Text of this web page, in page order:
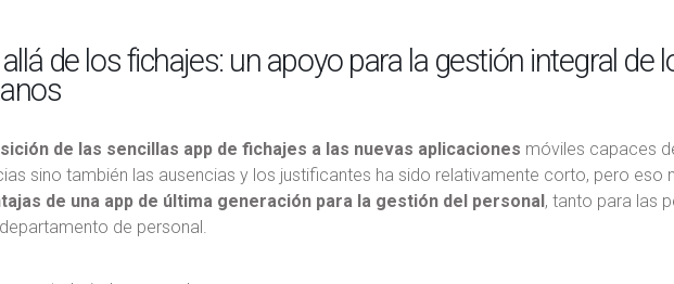
de los fichajes: un apoyo para la gestión integral de
de las sencillas app de fichajes a las nuevas aplicaciones móviles capaces
sino también las ausencias y los justificantes ha sido relativamente corto, pero eso
de una app de última generación para la gestión del personal, tanto para las
de personal.